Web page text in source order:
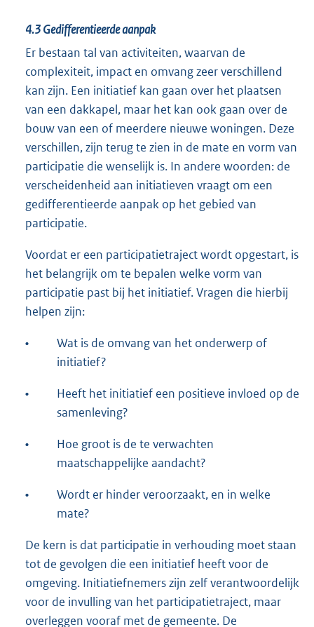
4.3Gedifferentieerde aanpak
Er bestaan tal van activiteiten, waarvan de
complexiteit, impact en omvang zeer verschillend
kan zijn. Een initiatief kan gaan over het plaatsen
van een dakkapel, maar het kan ook gaan over de
bouw van een of meerdere nieuwe woningen. Deze
verschillen, zijn terug te zien in de mate en vorm van
participatie die wenselijk is. In andere woorden: de
verscheidenheid aan initiatieven vraagt om een
gedifferentieerde aanpak op het gebied van
participatie.
Voordat er een participatietraject wordt opgestart, is
het belangrijk om te bepalen welke vorm van
participatie past bij het initiatief. Vragen die hierbij
helpen zijn:
•
Wat is de omvang van het onderwerp of
initiatief?
•
Heeft het initiatief een positieve invloed op de
samenleving?
•
Hoe groot is de te verwachten
maatschappelijke aandacht?
•
Wordt er hinder veroorzaakt, en in welke
mate?
De kern is dat participatie in verhouding moet staan
tot de gevolgen die een initiatief heeft voor de
omgeving. Initiatiefnemers zijn zelf verantwoordelijk
voor de invulling van het participatietraject, maar
overleggen vooraf met de gemeente. De